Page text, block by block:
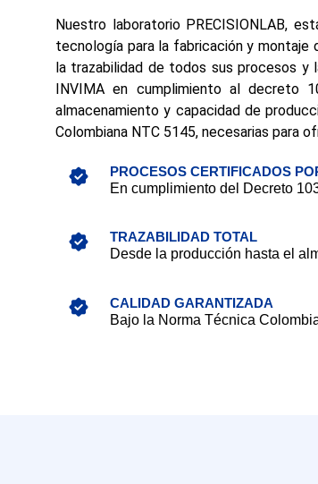
Nuestro laboratorio PRECISIONLAB,
tecnología para la fabricación y
la trazabilidad de todos sus procesos y
INVIMA en cumplimiento al decreto
almacenamiento y capacidad de
Colombiana NTC 5145, necesarias para
PROCESOS CERTIFICADOS
En cumplimiento del Decreto
TRAZABILIDAD TOTAL
Desde la producción hasta el
CALIDAD GARANTIZADA
Bajo la Norma Técnica